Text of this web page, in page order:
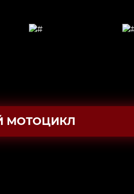
МОТОЦИКЛ